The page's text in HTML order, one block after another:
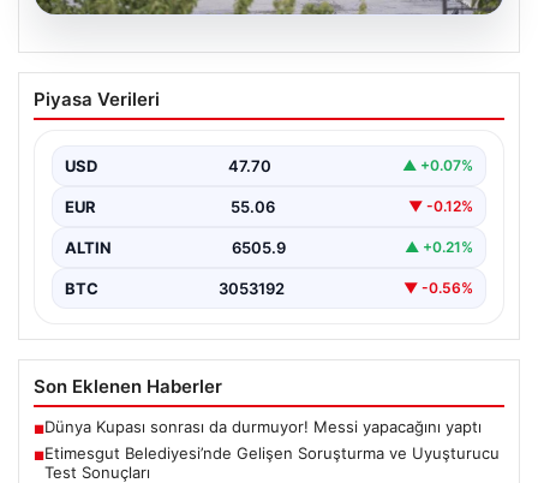
Etimesgut Belediyesi’nde Gelişen
Soruşturma ve Uyuşturucu Test
Son günlerde yayılan haberler, Etimesgut
seriyor. Soruşturma kapsamında,…
Piyasa Verileri
USD 47.70 ▲ +0.07%
EUR 55.06 ▼ -0.12%
ALTIN 6505.9 ▲ +0.21%
BTC 3053192 ▼ -0.56%
Son Eklenen Haberler
■Dünya Kupası sonrası da durmuyor! Messi yapacağını yaptı
■Etimesgut Belediyesi’nde Gelişen Soruşturma ve Uyuşturucu
Test Sonuçları